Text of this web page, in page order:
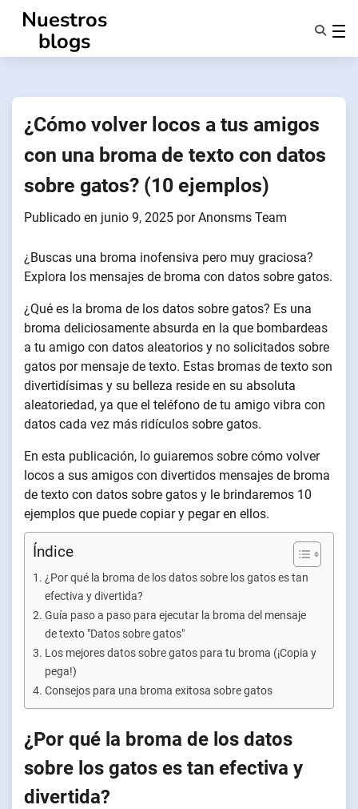
contenido
Nuestros
blogs
Quiénes Somos
¿Cómo volver locos a tus amigos
con una broma de texto con datos
sobre gatos? (10 ejemplos)
Publicado en junio 9, 2025 porAnonsms Team
¿Buscas una broma inofensiva pero muy graciosa?
Explora los mensajes de broma con datos sobre gatos.
¿Qué es la broma de los datos sobre gatos? Es una
broma deliciosamente absurda en la que bombardeas
a tu amigo con datos aleatorios y no solicitados sobre
gatos por mensaje de texto. Estas bromas de texto son
divertidísimas y su belleza reside en su absoluta
aleatoriedad, ya que el teléfono de tu amigo vibra con
datos cada vez más ridículos sobre gatos.
En esta publicación, lo guiaremos sobre cómo volver
locos a sus amigos con divertidos mensajes de broma
de texto con datos sobre gatos y le brindaremos 10
ejemplos que puede copiar y pegar en ellos.
Índice
¿Por qué la broma de los datos sobre los gatos es tan
efectiva y divertida?
Guía paso a paso para ejecutar la broma del mensaje
de texto "Datos sobre gatos"
Los mejores datos sobre gatos para tu broma (¡Copia y
pega!)
Consejos para una broma exitosa sobre gatos
¿Por qué la broma de los datos
sobre los gatos es tan efectiva y
divertida?